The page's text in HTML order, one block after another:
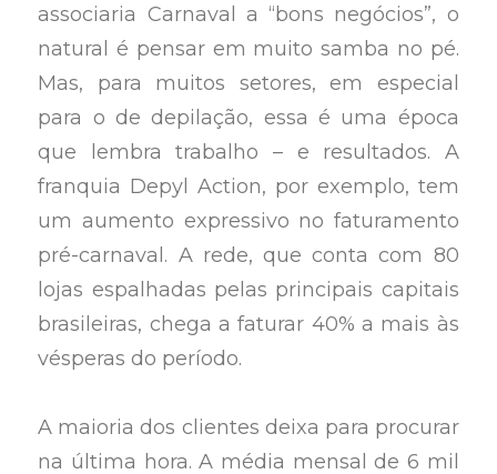
associaria Carnaval a “bons negócios”, o
natural é pensar em muito samba no pé.
Mas, para muitos setores, em especial
para o de depilação, essa é uma época
que lembra trabalho – e resultados. A
franquia Depyl Action, por exemplo, tem
um aumento expressivo no faturamento
pré-carnaval. A rede, que conta com 80
lojas espalhadas pelas principais capitais
brasileiras, chega a faturar 40% a mais às
vésperas do período.
A maioria dos clientes deixa para procurar
na última hora. A média mensal de 6 mil